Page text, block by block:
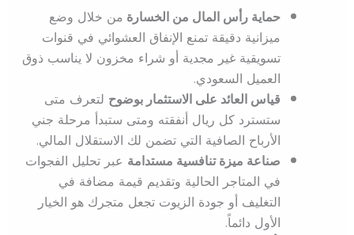
حماية رأس المال من الخسارة من خلال وضع
ميزانية دقيقة تمنع الإنفاق العشوائي في قنوات
تسويقية غير مجدية أو شراء مخزون لا يناسب ذوق
العميل السعودي.
قياس العائد على الاستثمار بوضوحلتعرف متى
ستسترد كل ريال أنفقته ومتى ستبدأ مرحلة جني
الأرباح الصافية التي تضمن لك الاستقلال المالي.
صناعة ميزة تنافسية مستدامةعبر تحليل الفجوات
في المتاجر الحالية وتقديم قيمة مضافة في
التغليف أو جودة الزيوت تجعل متجرك هو الخيار
الأول دائماً.